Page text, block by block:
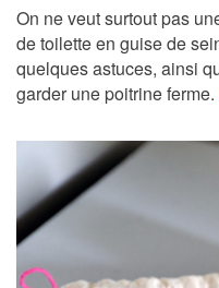
On ne veut surtout pas
de toilette en guise de
quelques astuces, ainsi
garder une poitrine ferme.